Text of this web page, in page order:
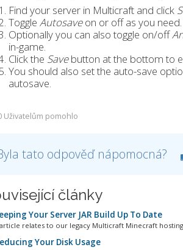
Find your server in Multicraft and click
Toggle Autosaveon or off as you need.
Optionally you can also toggle on/off
in-game.
Click the Savebutton at the bottom to
You should also set the auto-save
autosave.
Uživatelům pomohlo
tato odpověď nápomocná?
články
Your Server JAR Build Up To Date
relates to our legacy Multicraft Minecraft
Your Disk Usage